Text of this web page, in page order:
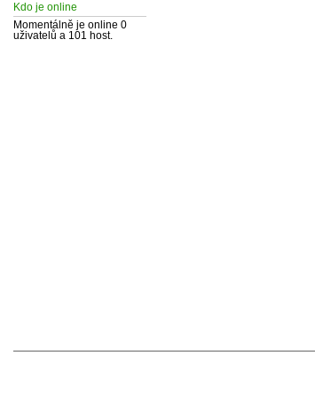
Kdo je online
Momentálně je online 0
uživatelů a 101 host.